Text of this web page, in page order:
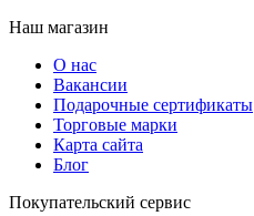
Наш магазин
О нас
Вакансии
Подарочные сертификаты
Торговые марки
Карта сайта
Блог
Покупательский сервис